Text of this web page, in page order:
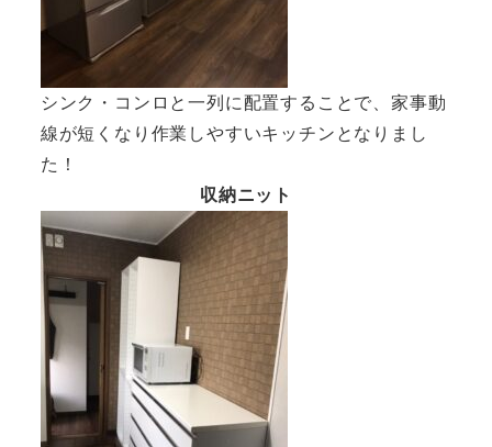
シンク・コンロと一列に配置することで、家事動
線が短くなり作業しやすいキッチンとなりまし
た！
収納ニット